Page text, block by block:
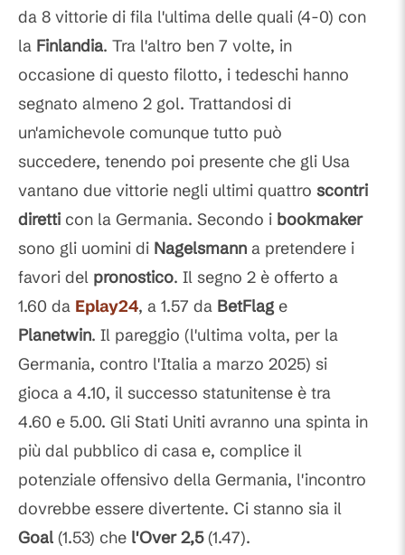
da 8 vittorie di fila l'ultima delle quali (4-0) con
la Finlandia. Tra l'altro ben 7 volte, in
occasione di questo filotto, i tedeschi hanno
segnato almeno 2 gol. Trattandosi di
un'amichevole comunque tutto può
succedere, tenendo poi presente che gli Usa
vantano due vittorie negli ultimi quattro scontri
diretti con la Germania. Secondo i bookmaker
sono gli uomini di Nagelsmann a pretendere i
favori del pronostico. Il segno 2 è offerto a
1.60 da Eplay24, a 1.57 da BetFlag e
Planetwin. Il pareggio (l'ultima volta, per la
Germania, contro l'Italia a marzo 2025) si
gioca a 4.10, il successo statunitense è tra
4.60 e 5.00. Gli Stati Uniti avranno una spinta in
più dal pubblico di casa e, complice il
potenziale offensivo della Germania, l'incontro
dovrebbe essere divertente. Ci stanno sia il
Goal (1.53) che l'Over 2,5(1.47).